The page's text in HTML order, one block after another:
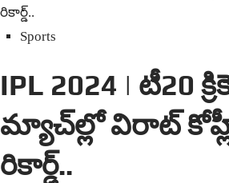
రికార్డ్‌..
Sports
IPL 2024 | టీ20
మ్యాచ్‌ల్లో విరాట్
రికార్డ్‌..